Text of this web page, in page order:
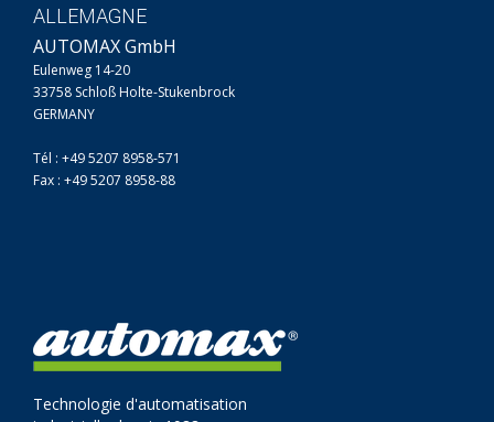
ALLEMAGNE
AUTOMAX GmbH
Eulenweg 14-20
33758 Schloß Holte-Stukenbrock
GERMANY
Tél : +49 5207 8958-571
Fax : +49 5207 8958-88
Technologie d'automatisation